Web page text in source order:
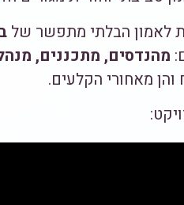
לאמון הבלתי מתפשר של
מהנדסים, מתכננים,
מאחורי הקלעים.